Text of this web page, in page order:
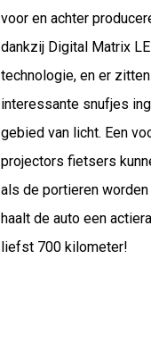
voor en achter
dankzij Digital Matrix
technologie, en er
interessante snufjes
gebied van licht. Een
projectors fietsers
als de portieren
haalt de auto een
liefst 700 kilometer!